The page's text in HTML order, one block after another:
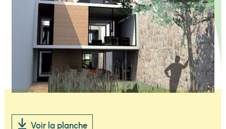
Voir la planche